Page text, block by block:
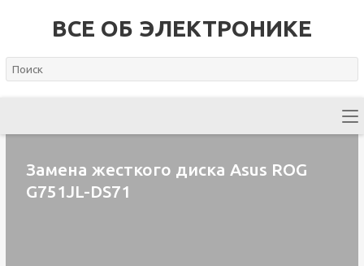
ВСЕ ОБ ЭЛЕКТРОНИКЕ
Замена жесткого диска Asus ROG
G751JL-DS71